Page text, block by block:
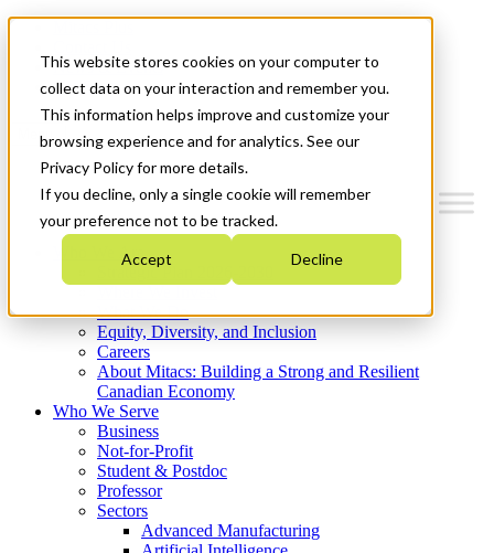
This website stores cookies on your computer to
collect data on your interaction and remember you.
This information helps improve and customize your
browsing experience and for analytics. See our
Privacy Policy for more details.
If you decline, only a single cookie will remember
your preference not to be tracked.
Accept Decline
News & Events
Get Started
Menu
Who We Are
Strategic Plan 2026-2030
What We Do
Equity, Diversity, and Inclusion
Careers
About Mitacs: Building a Strong and Resilient
Canadian Economy
Who We Serve
Business
Not-for-Profit
Student & Postdoc
Professor
Sectors
Advanced Manufacturing